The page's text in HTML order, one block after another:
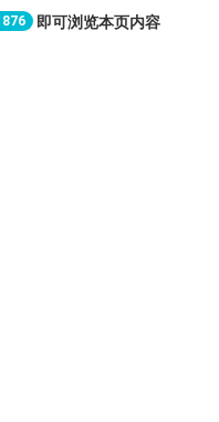
即可浏览本页内容